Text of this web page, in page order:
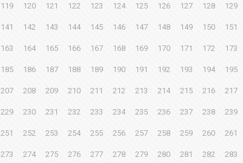
119 120 121 122 123 124 125 126 127 128 129
141 142 143 144 145 146 147 148 149 150 151
163 164 165 166 167 168 169 170 171 172 173
185 186 187 188 189 190 191 192 193 194 195
207 208 209 210 211 212 213 214 215 216 217
229 230 231 232 233 234 235 236 237 238 239
251 252 253 254 255 256 257 258 259 260 261
273 274 275 276 277 278 279 280 281 282 283